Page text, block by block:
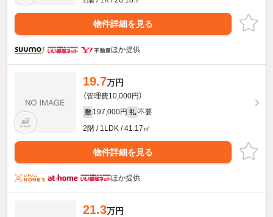
物件詳細を見る
ほか提供
19.7万円
（管理費10,000円）
敷 197,000円 礼 不要
2階 / 1LDK / 41.17㎡
物件詳細を見る
ほか提供
21.3万円